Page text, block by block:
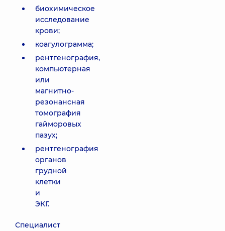
биохимическое
исследование
крови;
коагулограмма;
рентгенография,
компьютерная
или
магнитно-
резонансная
томография
гайморовых
пазух;
рентгенография
органов
грудной
клетки
и
ЭКГ.
Специалист